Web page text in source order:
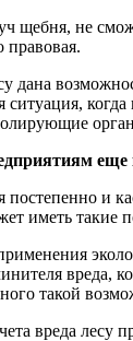
щебня, не
правовая.
дана
еще
постепенно и
иметь такие
вреда,
такой
вреда лесу